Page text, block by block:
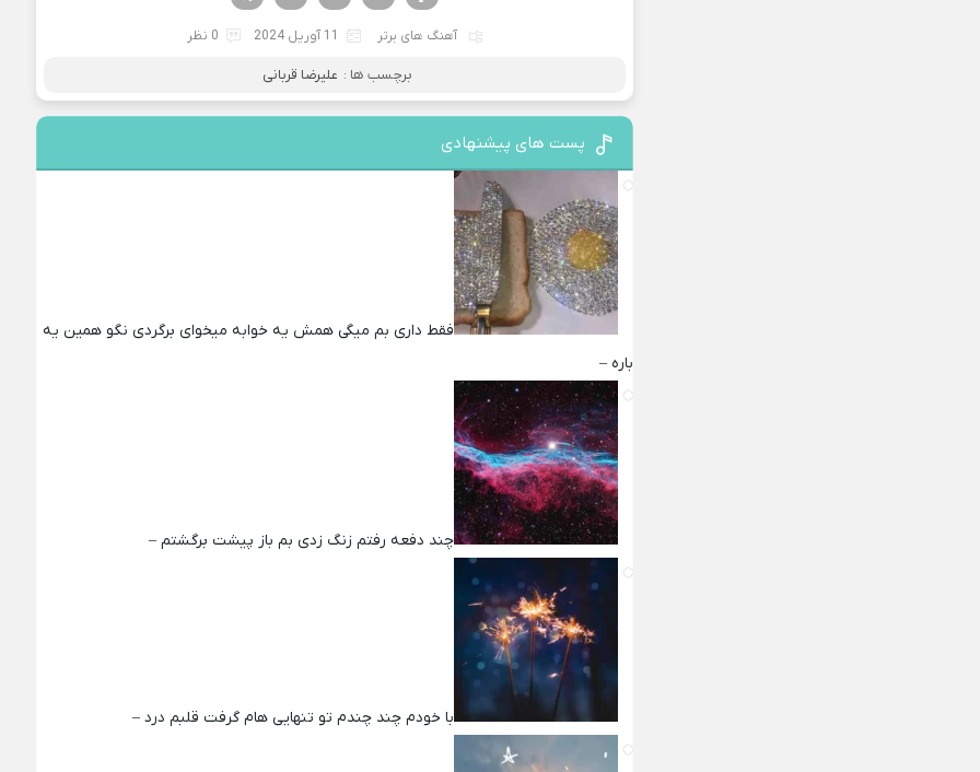
آهنگ های برتر 11 آوریل 2024 0 نظر
برچسب ها : علیرضا قربانی
پست های پیشنهادی
فقط داری بم میگی همش یه خوابه میخوای برگردی نگو همین یه
باره –
چند دفعه رفتم زنگ زدی بم باز پیشت برگشتم –
با خودم چند چندم تو تنهایی هام گرفت قلبم درد –